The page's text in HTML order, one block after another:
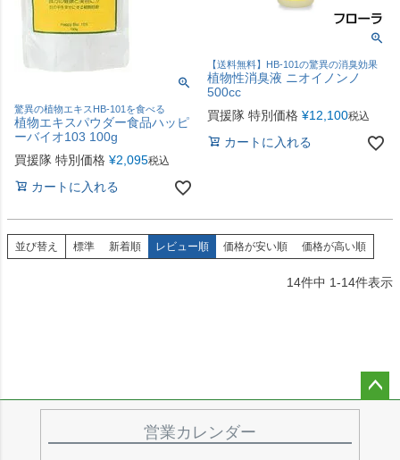
驚異の植物エキスHB-101を食べる
植物エキスパウダー食品ハッピ
ーバイオ103 100g
買援隊 特別価格 ¥2,095税込
カートに入れる
【送料無料】HB-101の驚異の消臭効果
植物性消臭液 ニオイノンノ
500cc
買援隊 特別価格 ¥12,100税込
カートに入れる
並び替え 標準 新着順 レビュー順 価格が安い順 価格が高い順
14件中 1-14件表示
営業カレンダー